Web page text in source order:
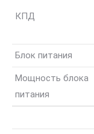
КПД
Блок питания
Мощность блока
питания